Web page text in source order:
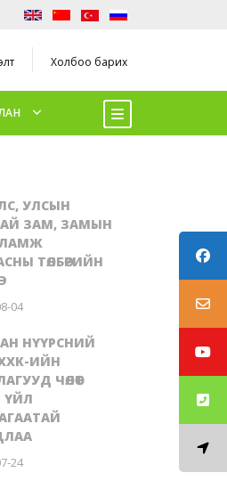
Холбоо барих
УЛСЫН
ЗАМ, ЗАМЫН
ТӨЛБӨРИЙН
04
НҮҮРСНИЙ
ИЙН
ЧӨЛӨӨТ
ҮЙЛ
24